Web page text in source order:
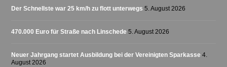
Der Schnellste war 25 km/h zu flott unterwegs 5. August 2026
470.000 Euro für Straße nach Linschede 5. August 2026
Neuer Jahrgang startet Ausbildung bei der Vereinigten Sparkasse 4.
August 2026